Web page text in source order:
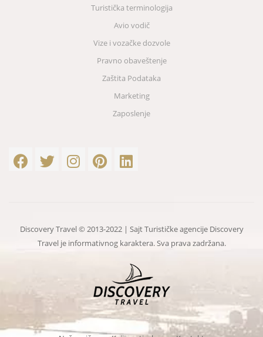
Turistička terminologija
Avio vodič
Vize i vozačke dozvole
Pravno obaveštenje
Zaštita Podataka
Marketing
Zaposlenje
Discovery Travel © 2013-2022 | Sajt Turističke agencije Discovery
Travel je informativnog karaktera. Sva prava zadržana.